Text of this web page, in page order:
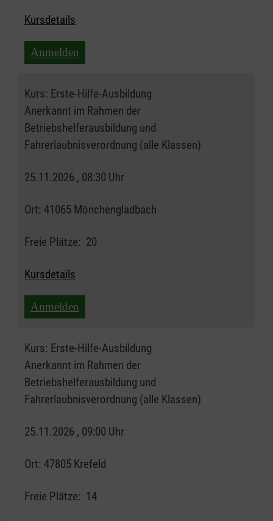
Kursdetails
Anmelden
Kurs: Erste-Hilfe-Ausbildung
Anerkannt im Rahmen der
Betriebshelferausbildung und
Fahrerlaubnisverordnung (alle Klassen)
25.11.2026 , 08:30 Uhr
Ort: 41065 Mönchengladbach
Freie Plätze: 20
Kursdetails
Anmelden
Kurs: Erste-Hilfe-Ausbildung
Anerkannt im Rahmen der
Betriebshelferausbildung und
Fahrerlaubnisverordnung (alle Klassen)
25.11.2026 , 09:00 Uhr
Ort: 47805 Krefeld
Freie Plätze: 14